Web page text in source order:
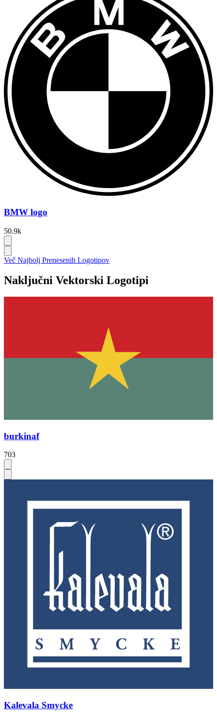
BMW logo
50.9k
Več Najbolj Prenesenih Logotipov
Naključni Vektorski Logotipi
burkinaf
703
Kalevala Smycke